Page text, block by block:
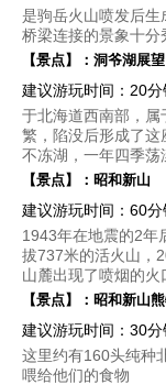
是驹岳火山喷发后
桥梁连接的景象十分
【景点】： 洞爷湖展
建议游玩时间：20分
于北海道西南部，
繁，陷没后形成了这
不冻湖，一年四季荡
【景点】： 昭和新山
建议游玩时间：60分
1943年在地震的2年
拔737米的活火山，
山麓出现了喷烟的
【景点】： 昭和新山
建议游玩时间：30分
这里约有160头纯种
喂给他们的食物